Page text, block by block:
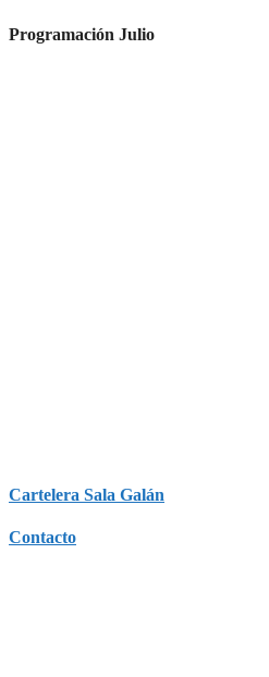
Programación Julio
Cartelera Sala Galán
Contacto